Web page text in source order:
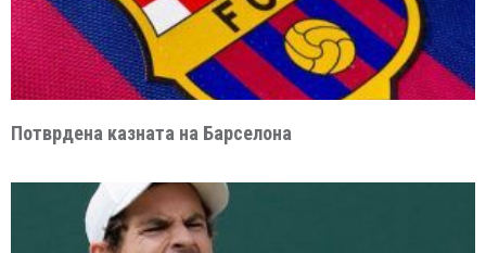
Потврдена казната на Барселона